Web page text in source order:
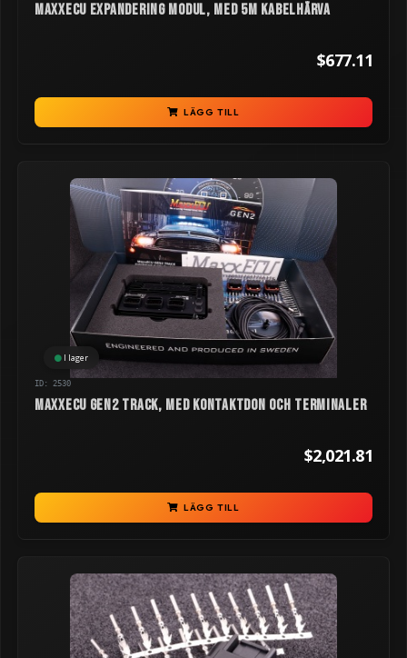
MaxxECU Expandering modul, med 5m kabelhärva
$677.11
LÄGG TILL
I lager
ID: 2530
MaxxECU GEN2 TRACK, med kontaktdon och terminaler
$2,021.81
LÄGG TILL